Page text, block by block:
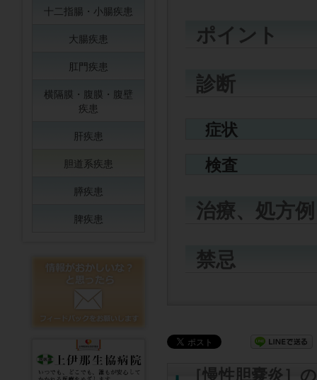
ポイント
診断
症状
検査
治療、処方例
禁忌
［慢性胆嚢炎］
十二指腸・小腸疾患
大腸疾患
肛門疾患
横隔膜・腹膜・腹壁
疾患
肝疾患
胆道系疾患
膵疾患
脾疾患